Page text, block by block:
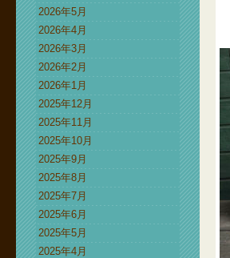
2026年5月
2026年4月
2026年3月
2026年2月
2026年1月
2025年12月
2025年11月
2025年10月
2025年9月
2025年8月
2025年7月
2025年6月
2025年5月
2025年4月